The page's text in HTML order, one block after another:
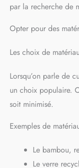
par la recherche de
Opter pour des
Les choix de
Lorsqu’on parle de
un choix populaire.
soit minimisé.
Exemples de
Le bambou,
Le verre